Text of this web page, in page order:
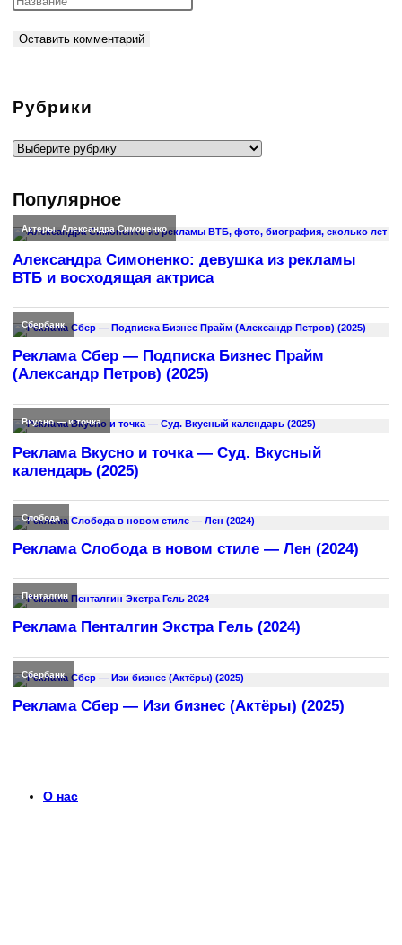
Рубрики
Рубрики
Популярное
Актеры,Александра Симоненко
Александра Симоненко: девушка из рекламы
ВТБ и восходящая актриса
Сбербанк
Реклама Сбер — Подписка Бизнес Прайм
(Александр Петров) (2025)
Вкусно — и точка
Реклама Вкусно и точка — Суд. Вкусный
календарь (2025)
Слобода
Реклама Слобода в новом стиле — Лен (2024)
Пенталгин
Реклама Пенталгин Экстра Гель (2024)
Сбербанк
Реклама Сбер — Изи бизнес (Актёры) (2025)
О нас